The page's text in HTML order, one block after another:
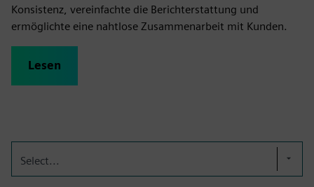
Konsistenz, vereinfachte die Berichterstattung und
ermöglichte eine nahtlose Zusammenarbeit mit Kunden.
Lesen
Select...